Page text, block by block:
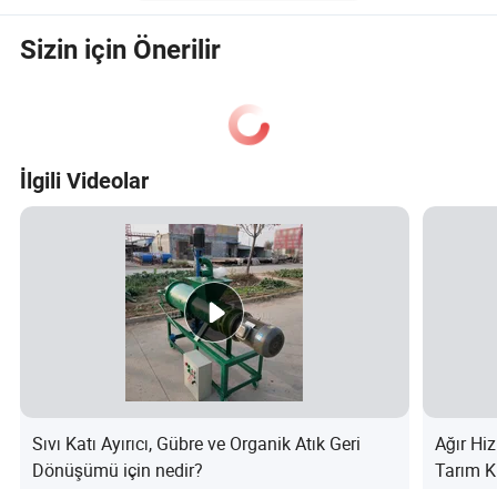
Ağırlık
5T
kapasite
Sizin için Önerilir
İlgili Videolar
Sıvı Katı Ayırıcı, Gübre ve Organik Atık Geri
Dönüşümü için nedir?
Ağır
Tarım